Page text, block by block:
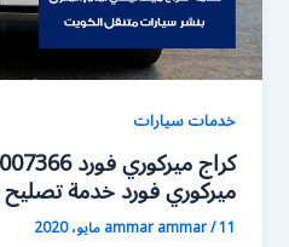
خدمات سيارات
ميركوري فورد خدمة
ammar ammar/11 مايو، 2020